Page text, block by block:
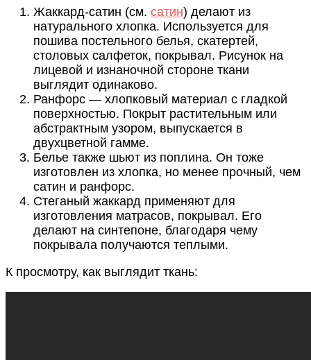
Жаккард-сатин (см. сатин) делают из
натурального хлопка. Используется для
пошива постельного белья, скатертей,
столовых салфеток, покрывал. Рисунок на
лицевой и изнаночной стороне ткани
выглядит одинаково.
Ранфорс — хлопковый материал с гладкой
поверхностью. Покрыт растительным или
абстрактным узором, выпускается в
двухцветной гамме.
Белье также шьют из поплина. Он тоже
изготовлен из хлопка, но менее прочный, чем
сатин и ранфорс.
Стеганый жаккард применяют для
изготовления матрасов, покрывал. Его
делают на синтепоне, благодаря чему
покрывала получаются теплыми.
К просмотру, как выглядит ткань: